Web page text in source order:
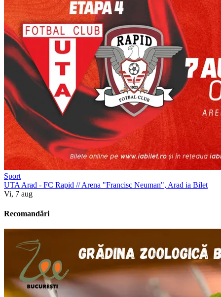
Sport
UTA Arad - FC Rapid //Arena "Francisc Neuman", Arad ia Bilet
Vi, 7 aug
Recomandări